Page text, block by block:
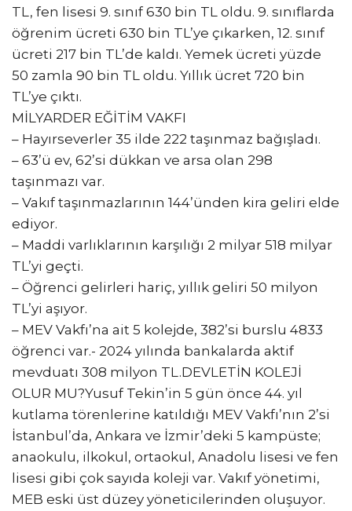
TL, fen lisesi 9. sınıf 630 bin TL oldu. 9. sınıflarda
öğrenim ücreti 630 bin TL’ye çıkarken, 12. sınıf
ücreti 217 bin TL’de kaldı. Yemek ücreti yüzde
50 zamla 90 bin TL oldu. Yıllık ücret 720 bin
TL’ye çıktı.
MİLYARDER EĞİTİM VAKFI
– Hayırseverler 35 ilde 222 taşınmaz bağışladı.
– 63’ü ev, 62’si dükkan ve arsa olan 298
taşınmazı var.
– Vakıf taşınmazlarının 144’ünden kira geliri elde
ediyor.
– Maddi varlıklarının karşılığı 2 milyar 518 milyar
TL’yi geçti.
– Öğrenci gelirleri hariç, yıllık geliri 50 milyon
TL’yi aşıyor.
– MEV Vakfı’na ait 5 kolejde, 382’si burslu 4833
öğrenci var.- 2024 yılında bankalarda aktif
mevduatı 308 milyon TL.DEVLETİN KOLEJİ
OLUR MU?Yusuf Tekin’in 5 gün önce 44. yıl
kutlama törenlerine katıldığı MEV Vakfı’nın 2’si
İstanbul’da, Ankara ve İzmir’deki 5 kampüste;
anaokulu, ilkokul, ortaokul, Anadolu lisesi ve fen
lisesi gibi çok sayıda koleji var. Vakıf yönetimi,
MEB eski üst düzey yöneticilerinden oluşuyor.